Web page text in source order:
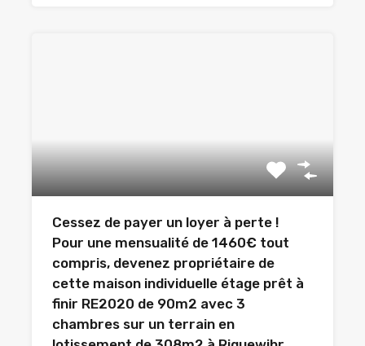
Cessez de payer un loyer à perte !
Pour une mensualité de 1460€ tout
compris, devenez propriétaire de
cette maison individuelle étage prêt à
finir RE2020 de 90m2 avec 3
chambres sur un terrain en